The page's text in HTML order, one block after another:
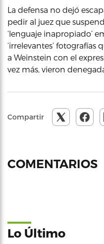
La defensa no dejó
pedir al juez que
‘lenguaje inapropiado’
‘irrelevantes’ fotografías
a Weinstein con el
vez más, vieron
Compartir
COMENTARIOS
Lo Último